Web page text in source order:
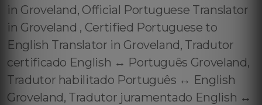
in Groveland, Official Portuguese Translator
in Groveland , Certified Portuguese to
English Translator in Groveland, Tradutor
certificado English ↔️ Português Groveland,
Tradutor habilitado Português ↔️ English
Groveland, Tradutor juramentado English ↔️